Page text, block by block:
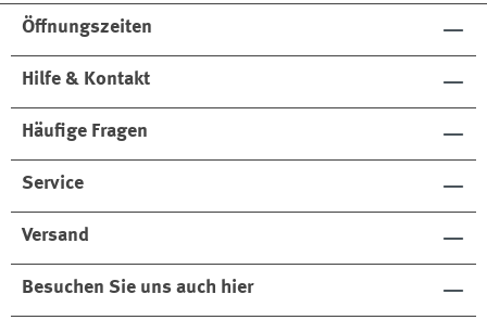
Öffnungszeiten
Hilfe & Kontakt
Häufige Fragen
Service
Versand
Besuchen Sie uns auch hier